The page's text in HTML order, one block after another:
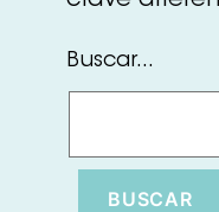
Buscar...